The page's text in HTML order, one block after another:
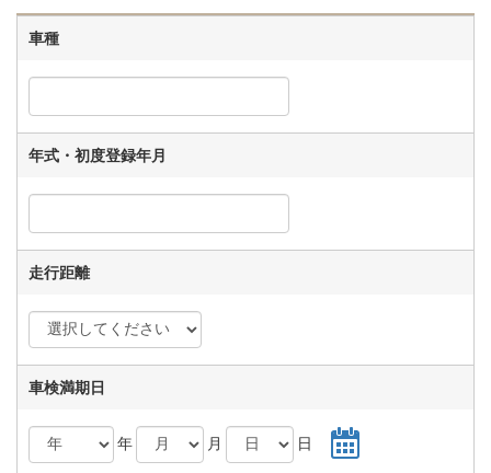
車種
年式・初度登録年月
走行距離
車検満期日
年 月 日